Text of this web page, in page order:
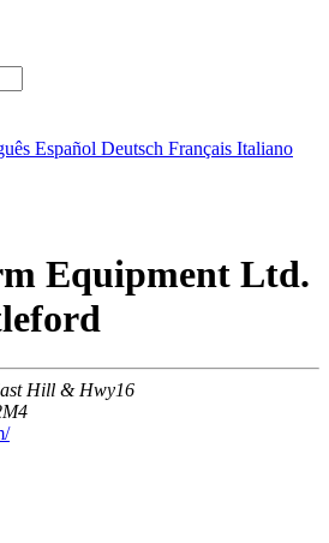
Español Deutsch Français Italiano
Equipment Ltd.
Hill & Hwy16